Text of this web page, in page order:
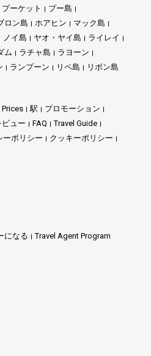
は、タイにおける新しい海上交
トラート本土と周辺の島々を結ぶ
ています。使用されるフェリー
を重視した最新のモーターカタマ
力を入れています。
ッド島などの島々へ毎日運航する
ます。使用されるのはカタマラン
りも速くて安定性があります。各
、安全装備（ライフジャケットな
ジンは新型で効率が良く、航行が
動
プーケット
プー島
ロン島 ホアヒン
マック島
ノイ島 ヤオ・ヤイ島
ライレイ
ム ラチャ島
ラヨーン
ランプーン リペ島 リボン島
駅
プロモーション
ビュー FAQ
Travel Guide
ーポリシー
クッキーポリシー
になる Travel Agent Program